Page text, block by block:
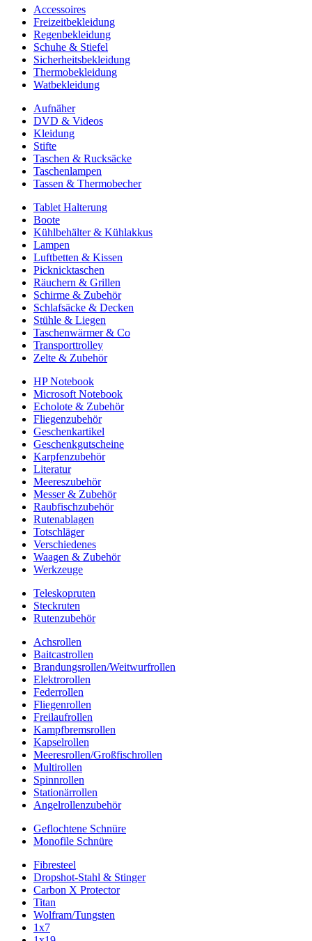
Accessoires
Freizeitbekleidung
Regenbekleidung
Schuhe & Stiefel
Sicherheitsbekleidung
Thermobekleidung
Watbekleidung
Aufnäher
DVD & Videos
Kleidung
Stifte
Taschen & Rucksäcke
Taschenlampen
Tassen & Thermobecher
Tablet Halterung
Boote
Kühlbehälter & Kühlakkus
Lampen
Luftbetten & Kissen
Picknicktaschen
Räuchern & Grillen
Schirme & Zubehör
Schlafsäcke & Decken
Stühle & Liegen
Taschenwärmer & Co
Transporttrolley
Zelte & Zubehör
HP Notebook
Microsoft Notebook
Echolote & Zubehör
Fliegenzubehör
Geschenkartikel
Geschenkgutscheine
Karpfenzubehör
Literatur
Meereszubehör
Messer & Zubehör
Raubfischzubehör
Rutenablagen
Totschläger
Verschiedenes
Waagen & Zubehör
Werkzeuge
Teleskopruten
Steckruten
Rutenzubehör
Achsrollen
Baitcastrollen
Brandungsrollen/Weitwurfrollen
Elektrorollen
Federrollen
Fliegenrollen
Freilaufrollen
Kampfbremsrollen
Kapselrollen
Meeresrollen/Großfischrollen
Multirollen
Spinnrollen
Stationärrollen
Angelrollenzubehör
Geflochtene Schnüre
Monofile Schnüre
Fibresteel
Dropshot-Stahl & Stinger
Carbon X Protector
Titan
Wolfram/Tungsten
1x7